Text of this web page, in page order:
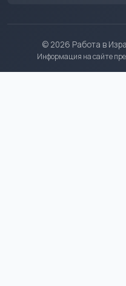
© 2026 Работа в
Информация на сайте